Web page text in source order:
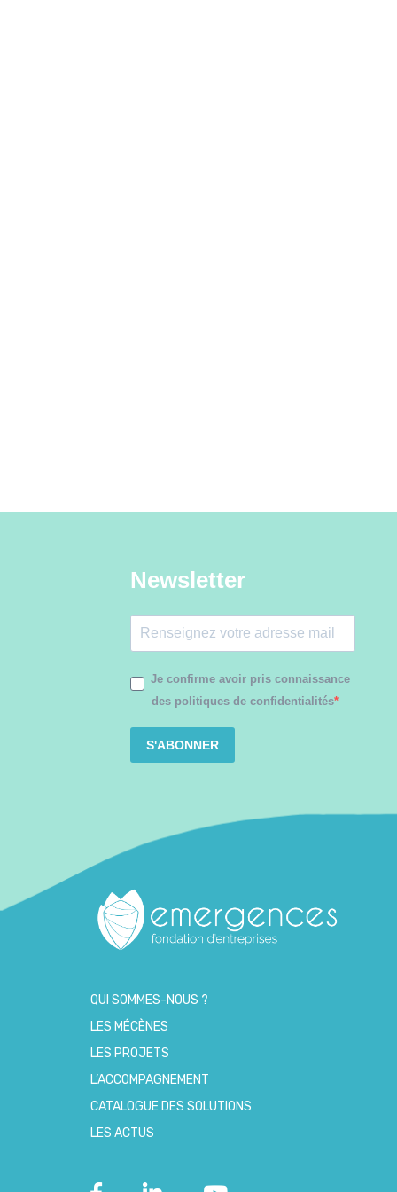
Newsletter
Je confirme avoir pris connaissance
des politiques de confidentialités
S'ABONNER
QUI SOMMES-NOUS ?
LES MÉCÈNES
LES PROJETS
L’ACCOMPAGNEMENT
CATALOGUE DES SOLUTIONS
LES ACTUS